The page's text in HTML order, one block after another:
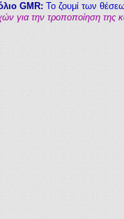
GMR: Το ζουμί των
για την τροποποίηση της